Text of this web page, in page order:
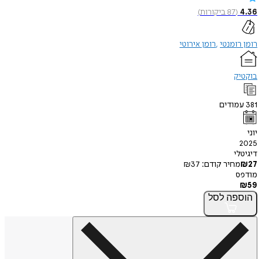
4.36
(
87ביקורות)
רומן רומנטי רומן אירוטי
בוקטיק
381 עמודים
יוני
2025
דיגיטלי
₪27 מחיר קודם: ₪37
מודפס
₪59
הוספה לסל